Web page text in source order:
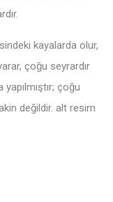
kayalarda olur,
çoğu seyrardır
çoğu
değildir. alt resim